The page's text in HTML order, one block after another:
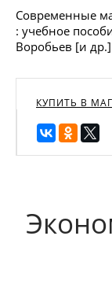
Современные
: учебное
Воробьев [и
КУПИТЬ В